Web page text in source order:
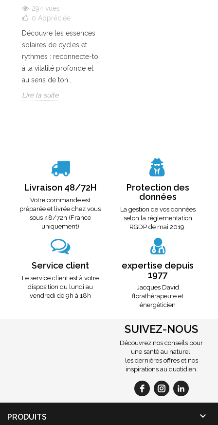
294 vues
0 Appréciée
Découvre les essences
solaires de cycles et
rythmes : reconnecte-toi
à ta vitalité profonde et
au sens de ton...
Lire la suite
Livraison 48/72H
Votre commande est
préparée et livrée chez vous
sous 48/72h (France
uniquement)
Protection des
données
La gestion de vos données
selon la réglementation
RGDP de mai 2019.
Service client
Le service client est à votre
disposition du lundi au
vendredi de 9h à 18h
expertise depuis
1977
Jacques David
florathérapeute et
énergéticien
SUIVEZ-NOUS
Découvrez nos conseils pour
une santé au naturel,
les dernières offres et nos
inspirations au quotidien.
PRODUITS 